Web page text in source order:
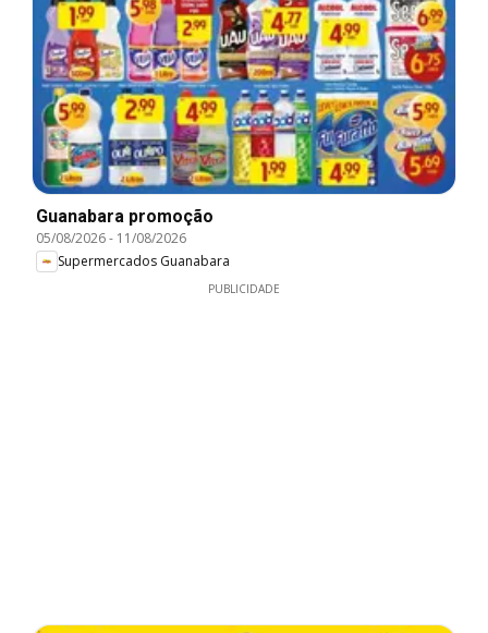
Guanabara promoção
05/08/2026- 11/08/2026
Supermercados Guanabara
PUBLICIDADE